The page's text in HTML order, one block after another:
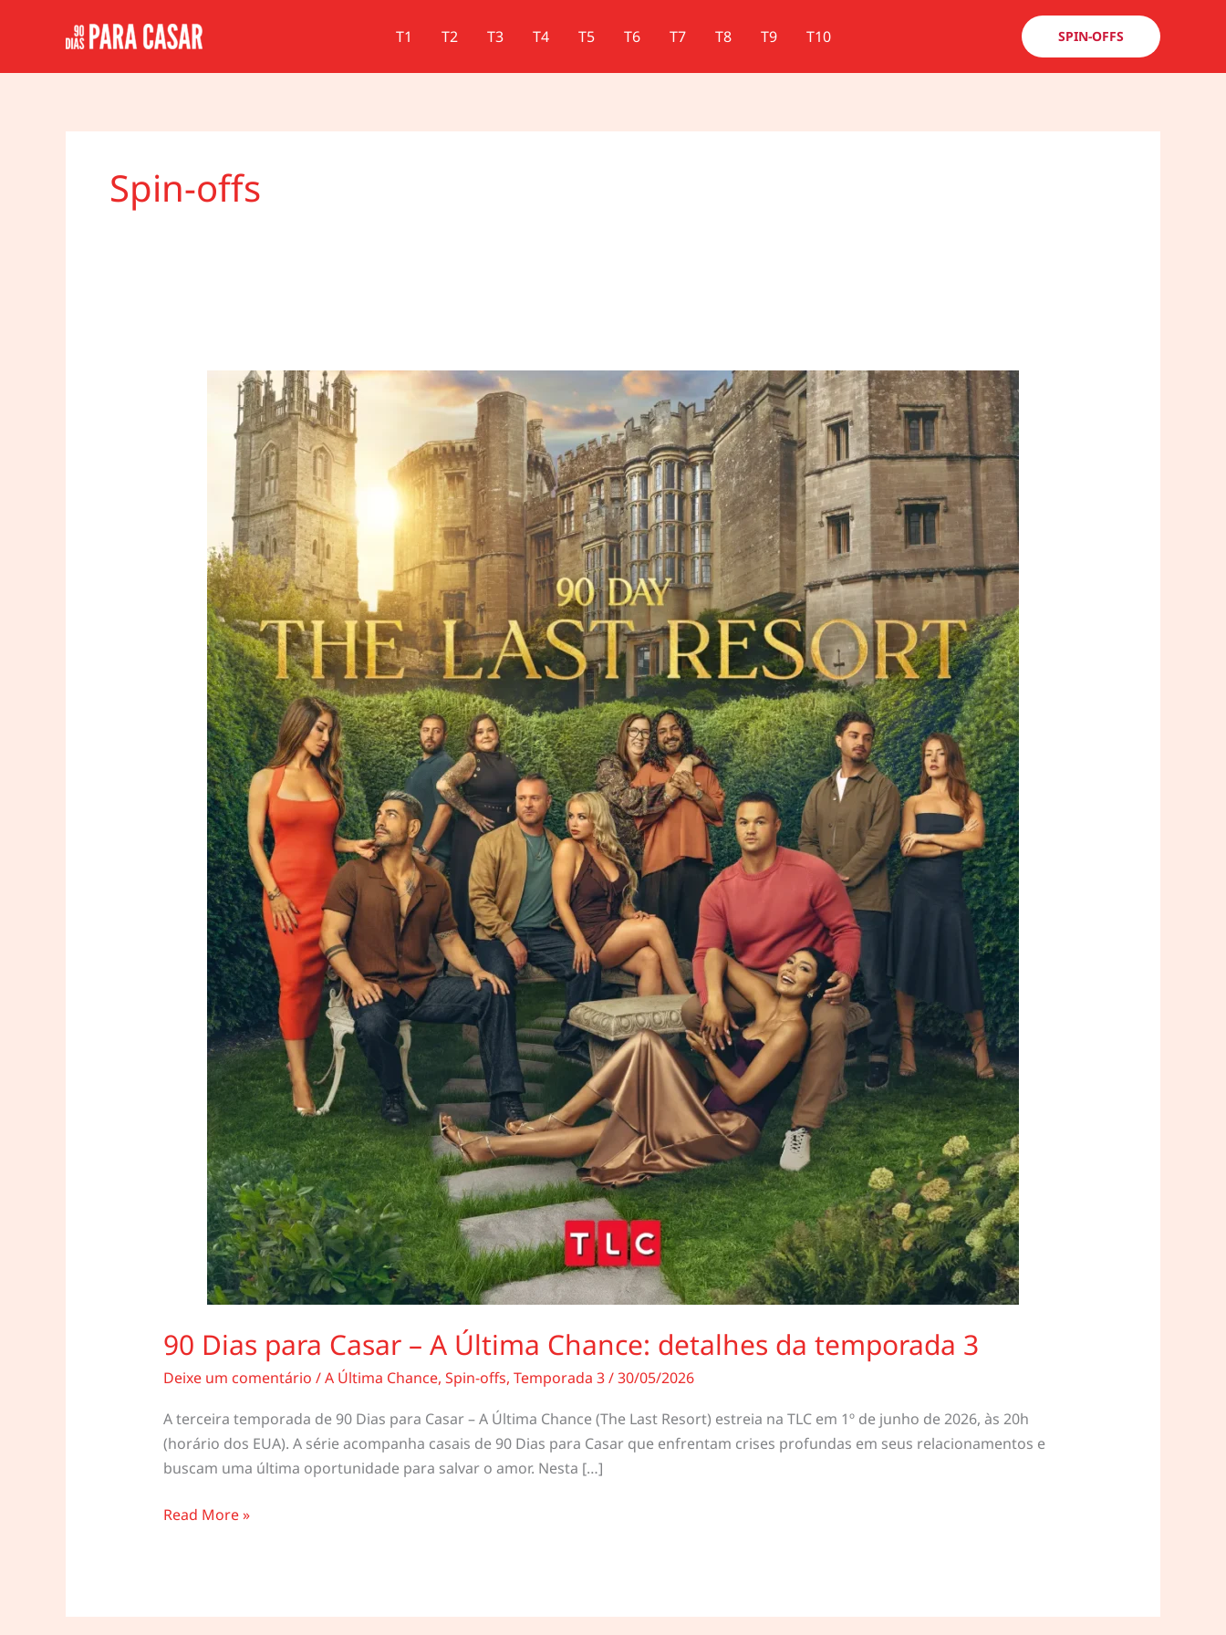
T1 T2 T3 T4 T5 T6 T7 T8 T9 T10 SPIN-OFFS
Spin-offs
90 Dias para Casar – A Última Chance: detalhes da temporada 3
Deixe um comentário /A Última Chance, Spin-offs, Temporada 3/30/05/2026
A terceira temporada de 90 Dias para Casar – A Última Chance (The Last Resort) estreia na TLC em 1º de junho de 2026, às 20h
(horário dos EUA). A série acompanha casais de 90 Dias para Casar que enfrentam crises profundas em seus relacionamentos e
buscam uma última oportunidade para salvar o amor. Nesta […]
90
–
Read More »